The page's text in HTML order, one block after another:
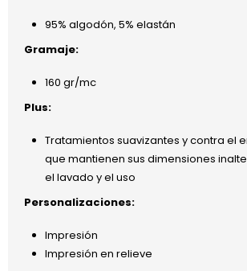
95% algodón, 5% elastán
Gramaje:
160 gr/mc
Plus:
Tratamientos suavizantes y contra el
que mantienen sus dimensiones
el lavado y el uso
Personalizaciones:
Impresión
Impresión en relieve